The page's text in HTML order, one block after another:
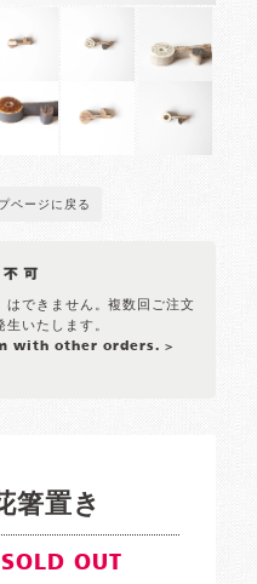
ページに戻る
できません。複数回ご注文
いたします。
with other orders. >
箸置き
SOLD OUT